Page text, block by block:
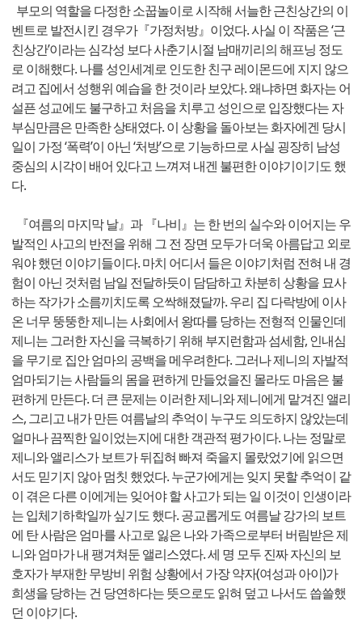
부모의 역할을 다정한 소꿉놀이로 시작해 서늘한 근친상간의 이
벤트로 발전시킨 경우가『가정처방』이었다. 사실 이 작품은 ‘근
친상간’이라는 심각성 보다 사춘기시절 남매끼리의 해프닝 정도
로 이해했다. 나를 성인세계로 인도한 친구 레이몬드에 지지 않으
려고 집에서 성행위 예습을 한 것이라 보았다. 왜냐하면 화자는 어
설픈 성교에도 불구하고 처음을 치루고 성인으로 입장했다는 자
부심만큼은 만족한 상태였다. 이 상황을 돌아보는 화자에겐 당시
일이 가정 ‘폭력’이 아닌 ‘처방’으로 기능하므로 사실 굉장히 남성
중심의 시각이 배어 있다고 느껴져 내겐 불편한 이야기이기도 했
다.
『여름의 마지막 날』과 『나비』는 한 번의 실수와 이어지는 우
발적인 사고의 반전을 위해 그 전 장면 모두가 더욱 아름답고 외로
워야 했던 이야기들이다. 마치 어디서 들은 이야기처럼 전혀 내 경
험이 아닌 것처럼 남일 전달하듯이 담담하고 차분히 상황을 묘사
하는 작가가 소름끼치도록 오싹해졌달까. 우리 집 다락방에 이사
온 너무 뚱뚱한 제니는 사회에서 왕따를 당하는 전형적 인물인데
제니는 그러한 자신을 극복하기 위해 부지런함과 섬세함, 인내심
을 무기로 집안 엄마의 공백을 메우려한다. 그러나 제니의 자발적
엄마되기는 사람들의 몸을 편하게 만들었을진 몰라도 마음은 불
편하게 만든다. 더 큰 문제는 이러한 제니와 제니에게 맡겨진 앨리
스, 그리고 내가 만든 여름날의 추억이 누구도 의도하지 않았는데
얼마나 끔찍한 일이었는지에 대한 객관적 평가이다. 나는 정말로
제니와 앨리스가 보트가 뒤집혀 빠져 죽을지 몰랐었기에 읽으면
서도 믿기지 않아 멈칫 했었다. 누군가에게는 잊지 못할 추억이 같
이 겪은 다른 이에게는 잊어야 할 사고가 되는 일 이것이 인생이라
는 입체기하학일까 싶기도 했다. 공교롭게도 여름날 강가의 보트
에 탄 사람은 엄마를 사고로 잃은 나와 가족으로부터 버림받은 제
니와 엄마가 내 팽겨쳐둔 앨리스였다. 세 명 모두 진짜 자신의 보
호자가 부재한 무방비 위험 상황에서 가장 약자(여성과 아이)가
희생을 당하는 건 당연하다는 뜻으로도 읽혀 덮고 나서도 씁쓸했
던 이야기다.